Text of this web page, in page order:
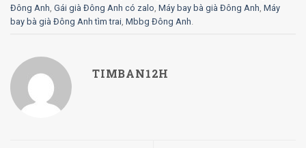
Đông Anh Gái già Đông Anh có zalo Máy bay bà già Đông Anh Máy
bay bà già Đông Anh tìm trai Mbbg Đông Anh
TIMBAN12H